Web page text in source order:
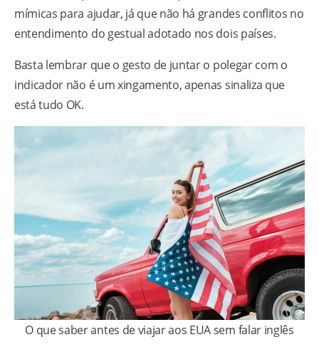
mímicas para ajudar, já que não há grandes conflitos no
entendimento do gestual adotado nos dois países.
Basta lembrar que o gesto de juntar o polegar com o
indicador não é um xingamento, apenas sinaliza que
está tudo OK.
O que saber antes de viajar aos EUA sem falar inglês